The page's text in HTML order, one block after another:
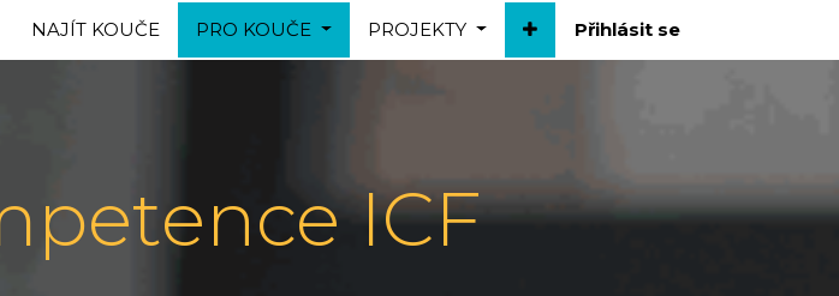
NAJÍT KOUČE PRO KOUČE PROJEKTY Přihlásit se
ICF